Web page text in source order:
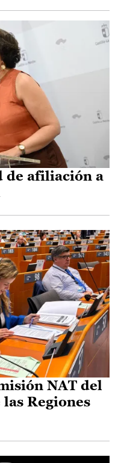
de afiliación a
NAT del
Regiones